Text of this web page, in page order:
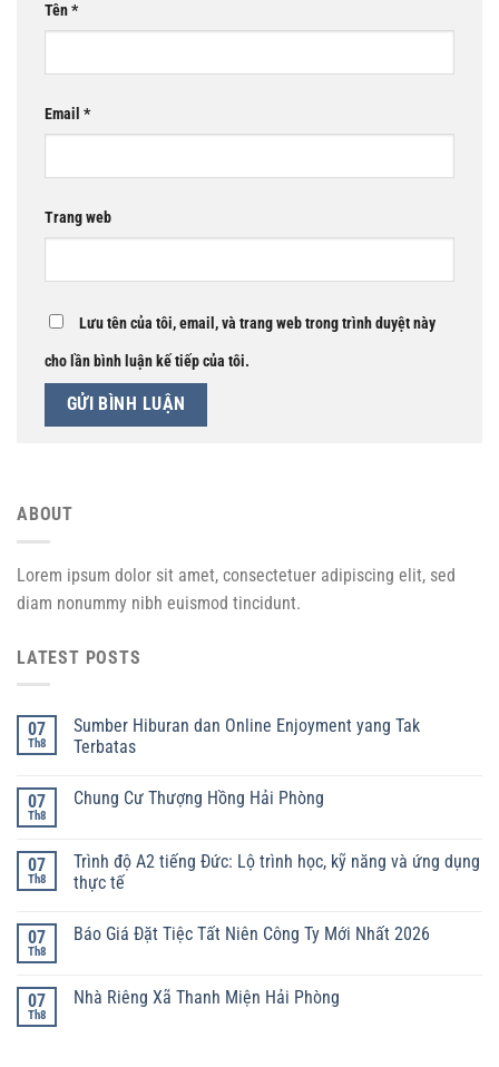
Tên*
Email *
Trang web
Lưu tên của tôi, email, và trang web trong trình duyệt này
cho lần bình luận kế tiếp của tôi.
ABOUT
Lorem ipsum dolor sit amet, consectetuer adipiscing elit, sed
diam nonummy nibh euismod tincidunt.
LATEST POSTS
07
Th8
Sumber Hiburan dan Online Enjoyment yang Tak
Terbatas
07
Th8
Chung Cư Thượng Hồng Hải Phòng
07
Th8
Trình độ A2 tiếng Đức: Lộ trình học, kỹ năng và ứng dụng
thực tế
07
Th8
Báo Giá Đặt Tiệc Tất Niên Công Ty Mới Nhất 2026
07
Th8
Nhà Riêng Xã Thanh Miện Hải Phòng